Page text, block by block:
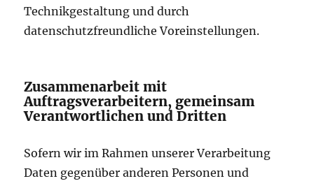
Technikgestaltung und durch
datenschutzfreundliche Voreinstellungen.
Zusammenarbeit mit
Auftragsverarbeitern, gemeinsam
Verantwortlichen und Dritten
Sofern wir im Rahmen unserer Verarbeitung
Daten gegenüber anderen Personen und